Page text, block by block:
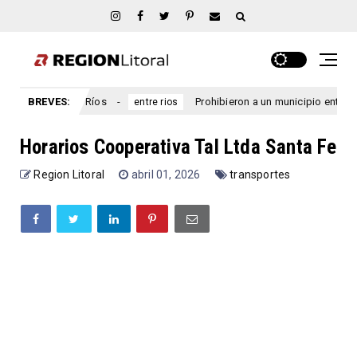
BREVES:
Ríos entre rios Prohibieron a un municipio entrerriano emitir
Horarios Cooperativa Tal Ltda Santa Fe
Region Litoral abril 01, 2026 transportes